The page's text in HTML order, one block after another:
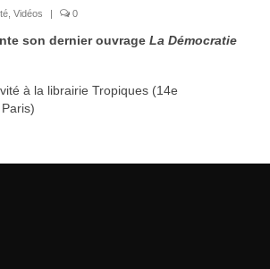
Vidéos | 0
son dernier ouvrage La Démocratie
à la librairie Tropiques (14e